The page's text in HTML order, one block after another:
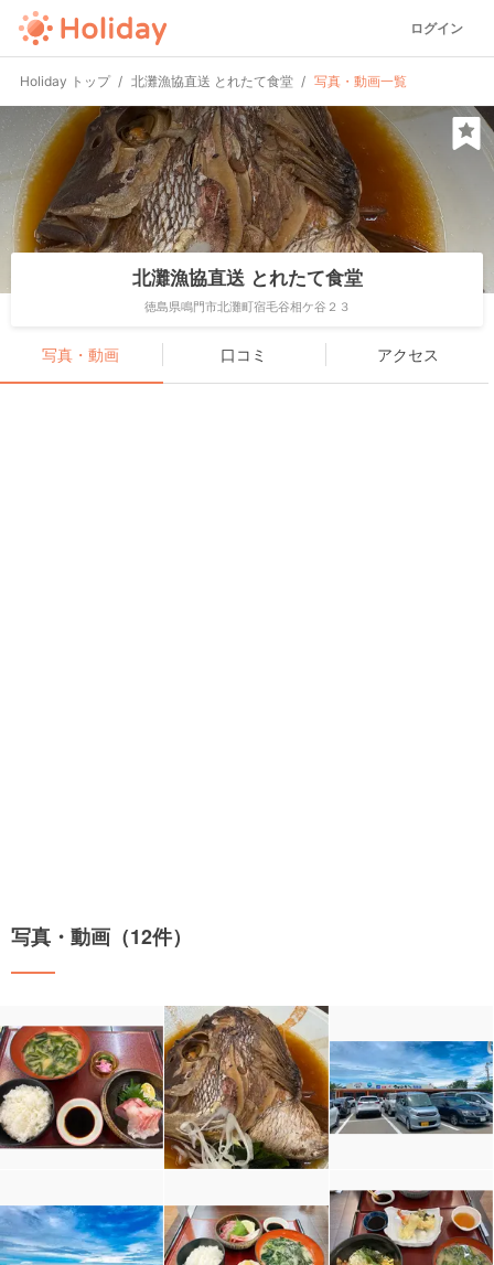
ログイン
Holiday トップ 北灘漁協直送 とれたて食堂 写真・動画一覧
北灘漁協直送 とれたて食堂
徳島県鳴門市北灘町宿毛谷相ケ谷２３
写真・動画 口コミ アクセス
写真・動画（12件）